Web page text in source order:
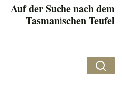
Auf der Suche nach dem
Tasmanischen Teufel